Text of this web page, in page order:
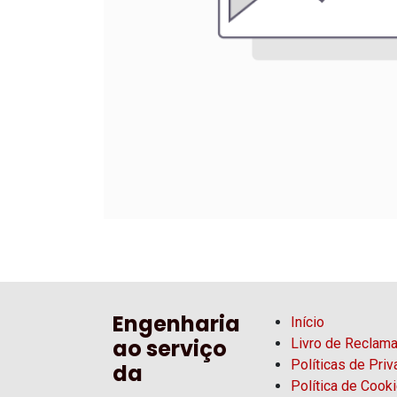
Engenharia
ao serviço
da
Início
Livro de
Políticas de
Política de